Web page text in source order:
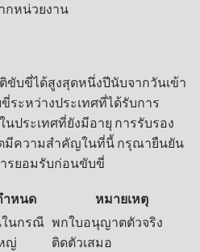
กหน่วยงาน
บขี่ได้สูงสุดหนึ่งปีนับจากวันเข้า
ระหว่างประเทศที่ได้รับการ
ประเทศที่ยังมีอายุ การรับรอง
มีความสำคัญในที่นี้ กรุณายืนยัน
รยอมรับก่อนขับขี่
ำหนด
หมายเหตุ
ในกรณี
ญ่
พกใบอนุญาตตัวจริง
ติดตัวเสมอ